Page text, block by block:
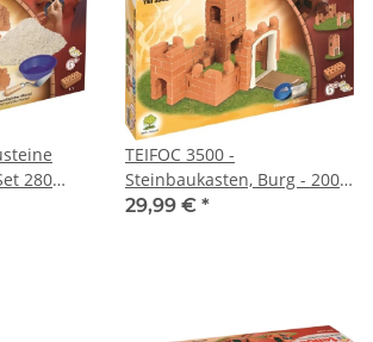
280
TEIFOC 3500 -
Steinbaukasten, Burg - 200
Teile
29,99 € *